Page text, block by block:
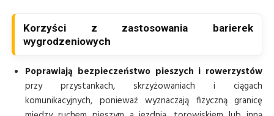
Korzyści z zastosowania barierek
wygrodzeniowych
Poprawiają bezpieczeństwo pieszych i rowerzystów
przy przystankach, skrzyżowaniach i ciągach
komunikacyjnych, ponieważ wyznaczają fizyczną granicę